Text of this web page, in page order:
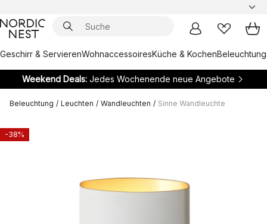
Geschirr & ServierenWohnaccessoiresKüche & KochenBeleuchtung
Weekend Deals:Jedes Wochenende neue Angebote
Beleuchtung / Leuchten / Wandleuchten / Sinne Wandleuchte
-38%